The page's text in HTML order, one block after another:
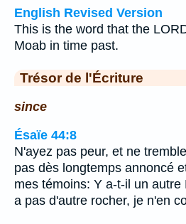
English Revised Version
This is the word that the
Moab in time past.
Trésor de l'Écriture
since
Ésaïe 44:8
N'ayez pas peur, et ne
pas dès longtemps annoncé
mes témoins: Y a-t-il un
a pas d'autre rocher, je n'en